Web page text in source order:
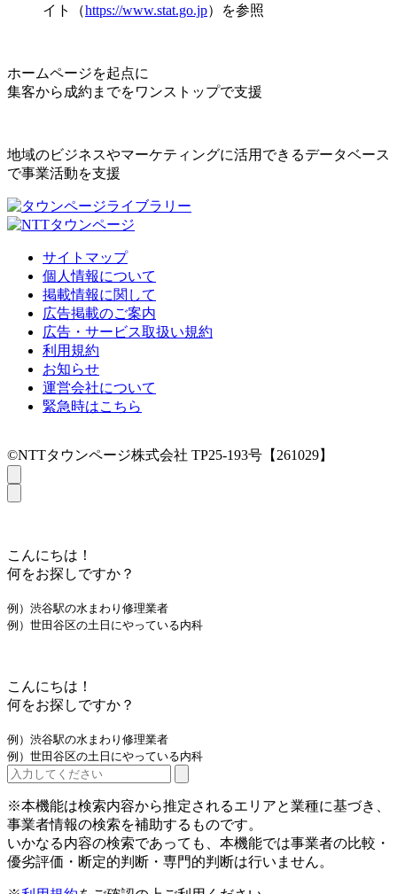
イト（https://www.stat.go.jp）を参照
ホームページを起点に
集客から成約までをワンストップで支援
地域のビジネスやマーケティングに活用できるデータベース
で事業活動を支援
サイトマップ
個人情報について
掲載情報に関して
広告掲載のご案内
広告・サービス取扱い規約
利用規約
お知らせ
運営会社について
緊急時はこちら
©NTTタウンページ株式会社 TP25-193号【261029】
こんにちは！
何をお探しですか？
例）渋谷駅の水まわり修理業者
例）世田谷区の土日にやっている内科
こんにちは！
何をお探しですか？
例）渋谷駅の水まわり修理業者
例）世田谷区の土日にやっている内科
※本機能は検索内容から推定されるエリアと業種に基づき、
事業者情報の検索を補助するものです。
いかなる内容の検索であっても、本機能では事業者の比較・
優劣評価・断定的判断・専門的判断は行いません。